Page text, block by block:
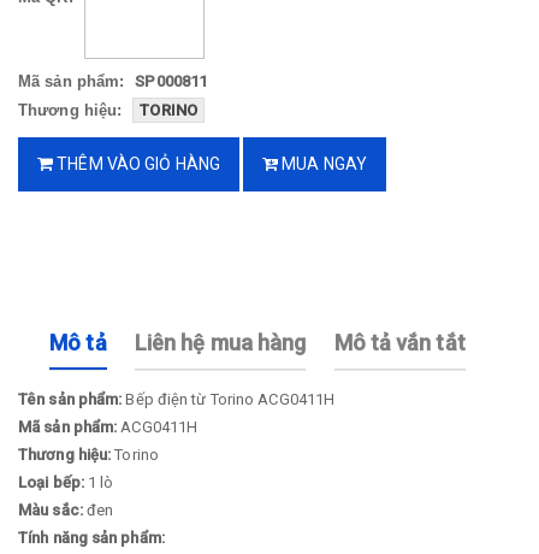
Mã sản phẩm:
SP000811
Thương hiệu:
TORINO
THÊM VÀO GIỎ HÀNG MUA NGAY
Mô tả Liên hệ mua hàng Mô tả vắn tắt
Tên sản phẩm: Bếp điện từ Torino ACG0411H
Mã sản phẩm: ACG0411H
Thương hiệu:Torino
Loại bếp:1 lò
Màu sắc: đen
Tính năng sản phẩm: